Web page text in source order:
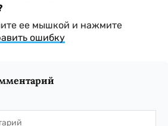
ее мышкой и нажмите
ошибку